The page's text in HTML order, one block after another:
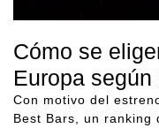
Cómo se
Europa
Con motivo del
Best Bars, un ranking